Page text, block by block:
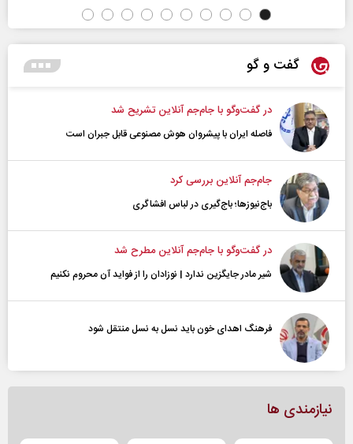
گفت و گو
در گفت‌و‌گو با جام‌جم آنلاین تشریح شد
فاصله ایران با پیشرو‌ان هوش مصنوعی قابل جبران است
جام‌جم آنلاین بررسی کرد
باج‌نیوزها؛ باج‌گیری در لباس افشاگری
در گفت‌و‌گو با جام‌جم آنلاین مطرح شد
شیر مادر جایگزین ندارد | نوزادان را از فواید آن محروم نکنیم
فرهنگ اهدای خون باید نسل به نسل منتقل شود
نیازمندی ها